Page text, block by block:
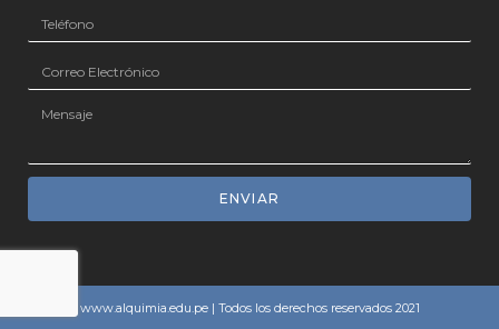
ENVIAR
www.alquimia.edu.pe | Todos los derechos reservados 2021